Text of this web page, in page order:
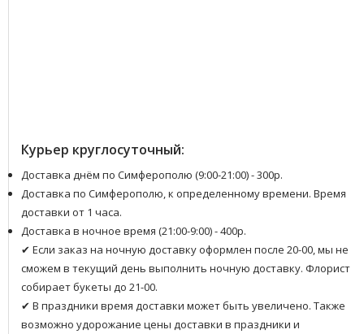
Курьер круглосуточный:
Доставка днём по Симферополю (9:00-21:00) - 300р.
Доставка по Симферополю, к определенному времени. Время
доставки от 1 часа.
Доставка в ночное время (21:00-9:00) - 400р.
✔ Если заказ на ночную доставку оформлен после 20-00, мы не
сможем в текущий день выполнить ночную доставку. Флорист
собирает букеты до 21-00.
✔ В праздники время доставки может быть увеличено. Также
возможно удорожание цены доставки в праздники и